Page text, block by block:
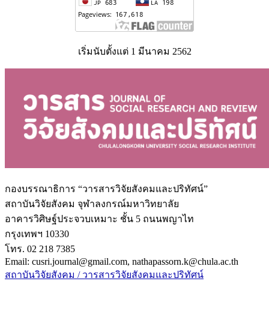
เริ่มนับตั้งแต่ 1 มีนาคม 2562
กองบรรณาธิการ “วารสารวิจัยสังคมและปริทัศน์”
สถาบันวิจัยสังคม จุฬาลงกรณ์มหาวิทยาลัย
อาคารวิศิษฐ์ประจวบเหมาะ ชั้น 5 ถนนพญาไท
กรุงเทพฯ 10330
โทร. 02 218 7385
Email: cusri.journal@gmail.com, nathapassorn.k@chula.ac.th
สถาบันวิจัยสังคม / วารสารวิจัยสังคมและปริทัศน์